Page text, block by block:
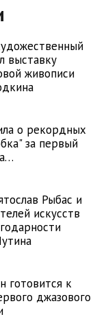
выставку
живописи
о рекордных
за первый
Рыбас и
искусств
готовится к
джазового